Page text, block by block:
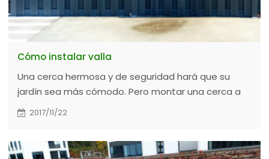
Cómo instalar valla
Una cerca hermosa y de seguridad hará que su
jardín sea más cómodo. Pero montar una cerca a
menudo puede ser complicado. Aquí HOHEcotech
2017/11/22